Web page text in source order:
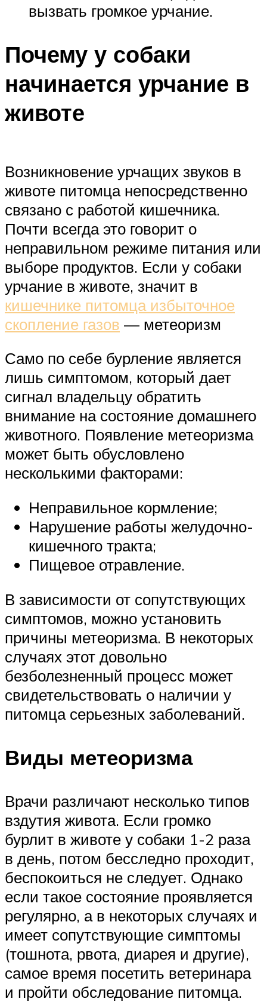
вызвать громкое урчание.
Почему у собаки
начинается урчание в
животе
Возникновение урчащих звуков в
животе питомца непосредственно
связано с работой кишечника.
Почти всегда это говорит о
неправильном режиме питания или
выборе продуктов. Если у собаки
урчание в животе, значит в
кишечнике питомца избыточное
скопление газов — метеоризм
Само по себе бурление является
лишь симптомом, который дает
сигнал владельцу обратить
внимание на состояние домашнего
животного. Появление метеоризма
может быть обусловлено
несколькими факторами:
Неправильное кормление;
Нарушение работы желудочно-
кишечного тракта;
Пищевое отравление.
В зависимости от сопутствующих
симптомов, можно установить
причины метеоризма. В некоторых
случаях этот довольно
безболезненный процесс может
свидетельствовать о наличии у
питомца серьезных заболеваний.
Виды метеоризма
Врачи различают несколько типов
вздутия живота. Если громко
бурлит в животе у собаки 1-2 раза
в день, потом бесследно проходит,
беспокоиться не следует. Однако
если такое состояние проявляется
регулярно, а в некоторых случаях и
имеет сопутствующие симптомы
(тошнота, рвота, диарея и другие),
самое время посетить ветеринара
и пройти обследование питомца.